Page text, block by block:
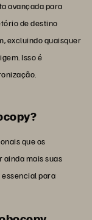
avançada para
de destino
excluindo quaisquer
Isso é
que os
ainda mais suas
essencial para